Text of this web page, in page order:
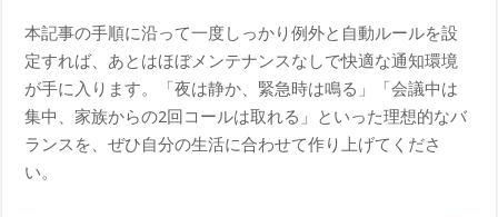
本記事の手順に沿って一度しっかり例外と自動ルールを設
定すれば、あとはほぼメンテナンスなしで快適な通知環境
が手に入ります。「夜は静か、緊急時は鳴る」「会議中は
集中、家族からの2回コールは取れる」といった理想的なバ
ランスを、ぜひ自分の生活に合わせて作り上げてくださ
い。